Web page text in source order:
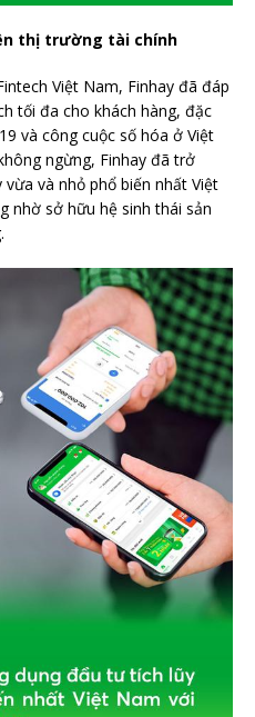
thị trường tài chính
Việt Nam, Finhay đã đáp
tối đa cho khách hàng, đặc
và công cuộc số hóa ở Việt
ngừng, Finhay đã trở
và nhỏ phổ biến nhất Việt
nhờ sở hữu hệ sinh thái sản